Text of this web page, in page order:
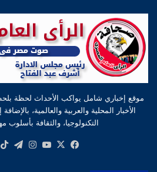
موقع إخباري شامل يواكب الأحداث لحظة
الأخبار المحلية والعربية والعالمية،
التكنولوجيا، والثقافة
فيسبوك
‫X
‫YouTube